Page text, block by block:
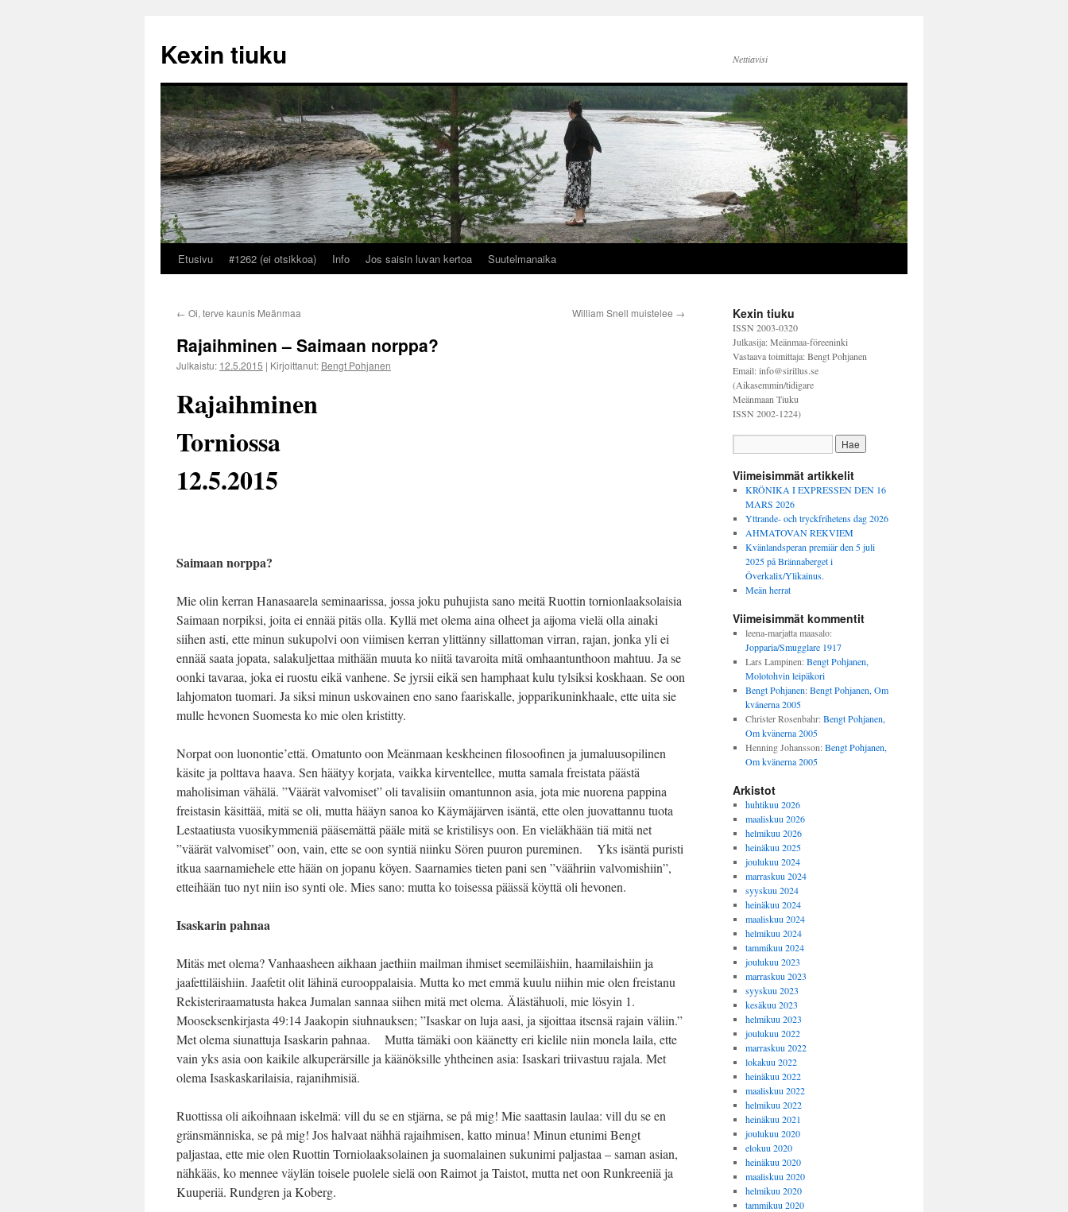
Kexin tiuku Nettiavisi
Siirry
Etusivu #1262 (ei otsikkoa) Info Jos saisin luvan kertoa Suutelmanaika
← Oi, terve kaunis Meänmaa William Snell muistelee →
Rajaihminen – Saimaan norppa?
Julkaistu: 12.5.2015 | Kirjoittanut: Bengt Pohjanen
Rajaihminen
Torniossa
12.5.2015
Saimaan norppa?
Mie olin kerran Hanasaarela seminaarissa, jossa joku puhujista sano meitä Ruottin tornionlaaksolaisia
Saimaan norpiksi, joita ei ennää pitäs olla. Kyllä met olema aina olheet ja aijoma vielä olla ainaki
siihen asti, ette minun sukupolvi oon viimisen kerran ylittänny sillattoman virran, rajan, jonka yli ei
ennää saata jopata, salakuljettaa mithään muuta ko niitä tavaroita mitä omhaantunthoon mahtuu. Ja se
oonki tavaraa, joka ei ruostu eikä vanhene. Se jyrsii eikä sen hamphaat kulu tylsiksi koskhaan. Se oon
lahjomaton tuomari. Ja siksi minun uskovainen eno sano faariskalle, jopparikuninkhaale, ette uita sie
mulle hevonen Suomesta ko mie olen kristitty.
Norpat oon luonontie’että. Omatunto oon Meänmaan keskheinen filosoofinen ja jumaluusopilinen
käsite ja polttava haava. Sen häätyy korjata, vaikka kirventellee, mutta samala freistata päästä
maholisiman vähälä. ”Väärät valvomiset” oli tavalisiin omantunnon asia, jota mie nuorena pappina
freistasin käsittää, mitä se oli, mutta hääyn sanoa ko Käymäjärven isäntä, ette olen juovattannu tuota
Lestaatiusta vuosikymmeniä pääsemättä pääle mitä se kristilisys oon. En vieläkhään tiä mitä net
”väärät valvomiset” oon, vain, ette se oon syntiä niinku Sören puuron pureminen. Yks isäntä puristi
itkua saarnamiehele ette hään on jopanu köyen. Saarnamies tieten pani sen ”väähriin valvomishiin”,
etteihään tuo nyt niin iso synti ole. Mies sano: mutta ko toisessa päässä köyttä oli hevonen.
Isaskarin pahnaa
Mitäs met olema? Vanhaasheen aikhaan jaethiin mailman ihmiset seemiläishiin, haamilaishiin ja
jaafettiläishiin. Jaafetit olit lähinä eurooppalaisia. Mutta ko met emmä kuulu niihin mie olen freistanu
Rekisteriraamatusta hakea Jumalan sannaa siihen mitä met olema. Älästähuoli, mie lösyin 1.
Mooseksenkirjasta 49:14 Jaakopin siuhnauksen; ”Isaskar on luja aasi, ja sijoittaa itsensä rajain väliin.”
Met olema siunattuja Isaskarin pahnaa. Mutta tämäki oon käänetty eri kielile niin monela laila, ette
vain yks asia oon kaikile alkuperärsille ja käänöksille yhtheinen asia: Isaskari triivastuu rajala. Met
olema Isaskaskarilaisia, rajanihmisiä.
Ruottissa oli aikoihnaan iskelmä: vill du se en stjärna, se på mig! Mie saattasin laulaa: vill du se en
gränsmänniska, se på mig! Jos halvaat nähhä rajaihmisen, katto minua! Minun etunimi Bengt
paljastaa, ette mie olen Ruottin Torniolaaksolainen ja suomalainen sukunimi paljastaa – saman asian,
nähkääs, ko mennee väylän toisele puolele sielä oon Raimot ja Taistot, mutta net oon Runkreeniä ja
Kuuperiä. Rundgren ja Koberg.
Kexin tiuku
ISSN 2003-0320
Julkasija: Meänmaa-föreeninki
Vastaava toimittaja: Bengt Pohjanen
Email: info@sirillus.se
(Aikasemmin/tidigare
Meänmaan Tiuku
ISSN 2002-1224)
Viimeisimmät artikkelit
KRÖNIKA I EXPRESSEN DEN 16
MARS 2026
Yttrande- och tryckfrihetens dag 2026
AHMATOVAN REKVIEM
Kvänlandsperan premiär den 5 juli
2025 på Brännaberget i
Överkalix/Ylikainus.
Meän herrat
Viimeisimmät kommentit
leena-marjatta maasalo:
Jopparia/Smugglare 1917
Lars Lampinen:Bengt Pohjanen,
Molotohvin leipäkori
Bengt Pohjanen:Bengt Pohjanen, Om
kvänerna 2005
Christer Rosenbahr:Bengt Pohjanen,
Om kvänerna 2005
Henning Johansson:Bengt Pohjanen,
Om kvänerna 2005
Arkistot
huhtikuu 2026
maaliskuu 2026
helmikuu 2026
heinäkuu 2025
joulukuu 2024
marraskuu 2024
syyskuu 2024
heinäkuu 2024
maaliskuu 2024
helmikuu 2024
tammikuu 2024
joulukuu 2023
marraskuu 2023
syyskuu 2023
kesäkuu 2023
helmikuu 2023
joulukuu 2022
marraskuu 2022
lokakuu 2022
heinäkuu 2022
maaliskuu 2022
helmikuu 2022
heinäkuu 2021
joulukuu 2020
elokuu 2020
heinäkuu 2020
maaliskuu 2020
helmikuu 2020
tammikuu 2020